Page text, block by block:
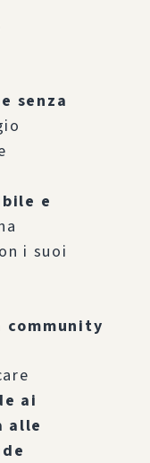
senza
e
i suoi
ai
alle